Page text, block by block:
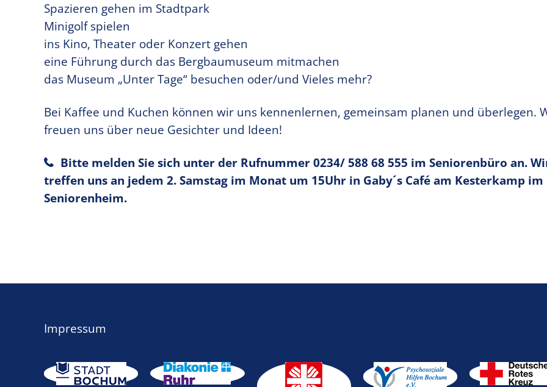
Spazieren gehen im Stadtpark
Minigolf spielen
ins Kino, Theater oder Konzert gehen
eine Führung durch das Bergbaumuseum mitmachen
das Museum „Unter Tage“ besuchen oder/und Vieles mehr?
Bei Kaffee und Kuchen können wir uns kennenlernen, gemeinsam planen und überlegen.
freuen uns über neue Gesichter und Ideen!
Bitte melden Sie sich unter der Rufnummer0234/ 588 68 555 im Seniorenbüro an.
treffen uns an jedem 2. Samstag im Monat um 15Uhr in Gaby´s Café am Kesterkamp im
Seniorenheim.
Impressum